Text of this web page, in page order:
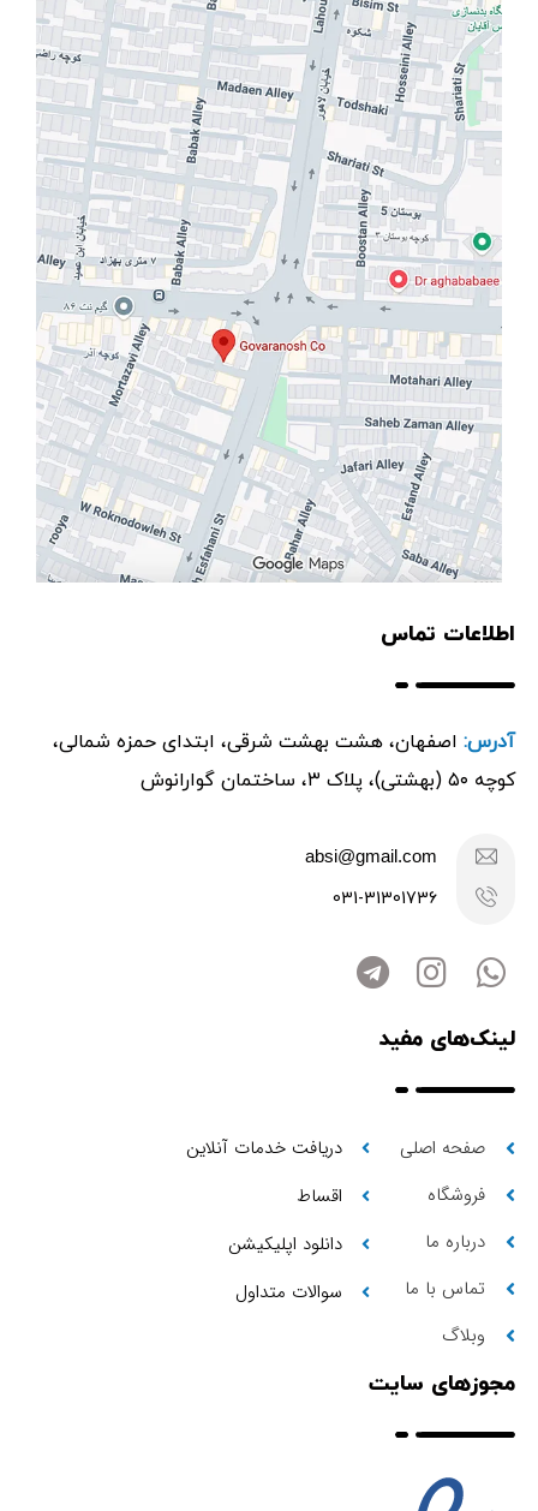
اطلاعات تماس
آدرس: اصفهان، هشت بهشت شرقی، ابتدای حمزه شمالی،
کوچه ۵۰ (بهشتی)، پلاک ۳، ساختمان گوارانوش
absi@gmail.com
031-31301736
لینک‌های مفید
صفحه اصلی
فروشگاه
درباره ما
تماس با ما
وبلاگ
دریافت خدمات آنلاین
اقساط
دانلود اپلیکیشن
سوالات متداول
مجوزهای سایت